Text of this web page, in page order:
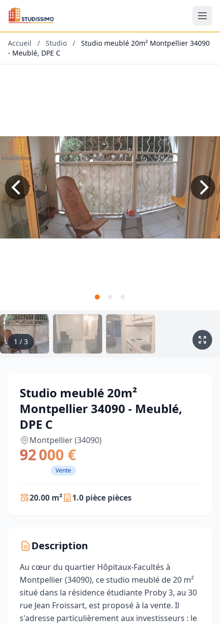
Accueil / Studio /
Studio meublé 20m² Montpellier 34090
- Meublé, DPE C
1 / 3
Studio meublé 20m²
Montpellier 34090 - Meublé,
DPE C
Montpellier (34090)
92 000 €
Vente
20.00 m² 1.0 pièce pièces
Description
Au cœur du quartier Hôpitaux-Facultés à
Montpellier (34090), ce studio meublé de 20 m²
situé dans la résidence étudiante Proby 3, au 30
rue Jean Froissart, est proposé à la vente. Il
s'adresse particulièrement aux investisseurs : le